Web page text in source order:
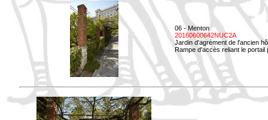
06 - Menton
20160600642NUC2A
Jardin d'agrément de l'ancien
Rampe d'accès reliant le portail